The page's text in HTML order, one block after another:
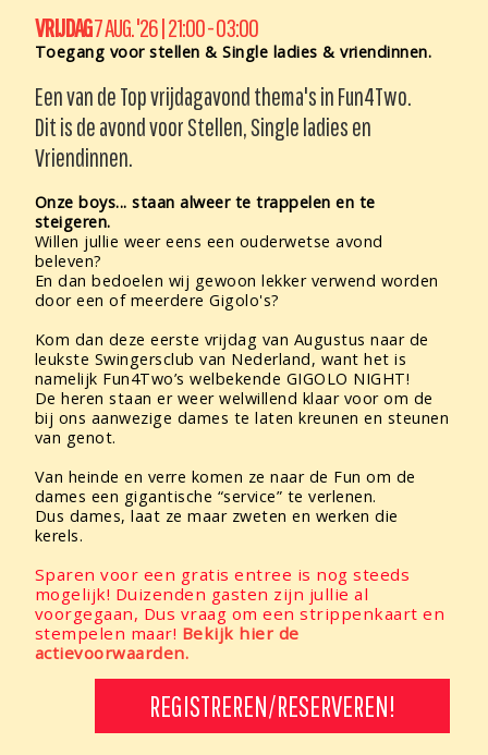
VRIJDAG7 AUG. '26 | 21:00 - 03:00
Toegang voor stellen & Single ladies & vriendinnen.
Een van de Top vrijdagavond thema's in Fun4Two.
Dit is de avond voor Stellen, Single ladies en
Vriendinnen.
Onze boys... staan alweer te trappelen en te
steigeren.
Willen jullie weer eens een ouderwetse avond
beleven?
En dan bedoelen wij gewoon lekker verwend worden
door een of meerdere Gigolo's?
Kom dan deze eerste vrijdag van Augustus naar de
leukste Swingersclub van Nederland, want het is
namelijk Fun4Two’s welbekende GIGOLO NIGHT!
De heren staan er weer welwillend klaar voor om de
bij ons aanwezige dames te laten kreunen en steunen
van genot.
Van heinde en verre komen ze naar de Fun om de
dames een gigantische “service” te verlenen.
Dus dames, laat ze maar zweten en werken die
kerels.
Sparen voor een gratis entree is nog steeds
mogelijk! Duizenden gasten zijn jullie al
voorgegaan, Dus vraag om een strippenkaart en
stempelen maar! Bekijk hier de
actievoorwaarden.
REGISTREREN/RESERVEREN!